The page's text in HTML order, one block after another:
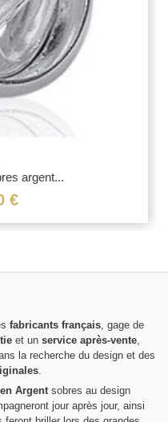
argent...
€
fabricants français, gage de
et un service après-vente,
la recherche du design et des
.
Argentsobres au design
jour après jour, ainsi